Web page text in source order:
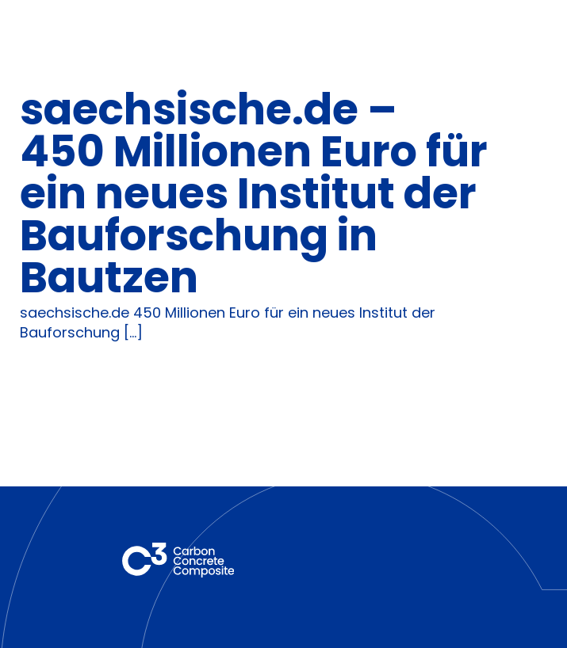
saechsische.de –
450 Millionen Euro für
ein neues Institut der
Bauforschung in
Bautzen
saechsische.de 450 Millionen Euro für ein neues Institut der
Bauforschung [...]